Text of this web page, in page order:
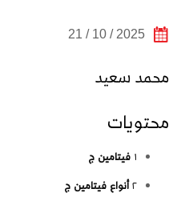
2025 / 10 / 21
محمد سعيد
محتويات
١ فيتامين ج
٢ أنواع فيتامين ج